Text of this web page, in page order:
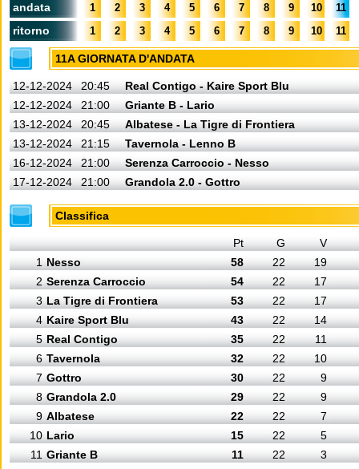
andata 1 2 3 4 5 6 7 8 9 10 11
ritorno 1 2 3 4 5 6 7 8 9 10 11
11A GIORNATA D'ANDATA
12-12-2024 20:45
Real Contigo - Kaire Sport Blu
12-12-2024
21:00
Griante B - Lario
13-12-2024
20:45
Albatese - La Tigre di Frontiera
13-12-2024
21:15
Tavernola - Lenno B
16-12-2024
21:00
Serenza Carroccio - Nesso
17-12-2024
21:00 Grandola 2.0 - Gottro
Classifica
Pt G
V
1 Nesso 58 22
19
2 Serenza Carroccio 54 22
17
3 La Tigre di Frontiera 53 22
17
4 Kaire Sport Blu 43 22
14
5 Real Contigo 35 22
11
6 Tavernola 32 22
10
7 Gottro 30 22
9
8 Grandola 2.0 29 22
9
9 Albatese 22 22
7
10 Lario 15 22
5
11 Griante B 11 22
3